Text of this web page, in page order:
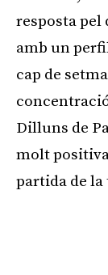
resposta pel
amb un
cap de
Dilluns de
molt
partida de la